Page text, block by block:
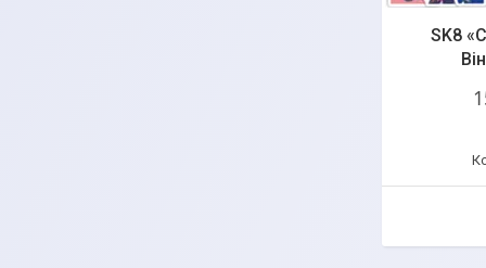
SK8